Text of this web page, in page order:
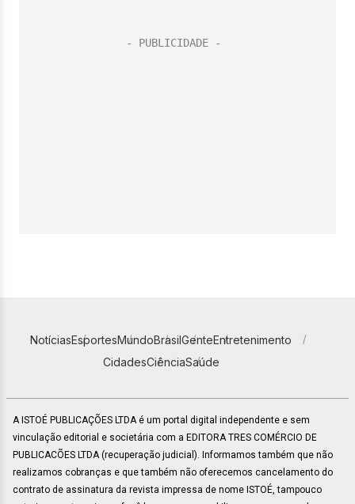
NotíciasEsportesMundoBrasilGenteEntretenimento
CidadesCiênciaSaúde
A ISTOÉ PUBLICAÇÕES LTDA é um portal digital independente e sem
vinculação editorial e societária com a EDITORA TRES COMÉRCIO DE
PUBLICACÕES LTDA (recuperação judicial). Informamos também que não
realizamos cobranças e que também não oferecemos cancelamento do
contrato de assinatura da revista impressa de nome ISTOÉ, tampouco